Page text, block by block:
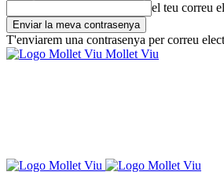
el teu correu
T'enviarem una contrasenya per correu
Mollet Viu